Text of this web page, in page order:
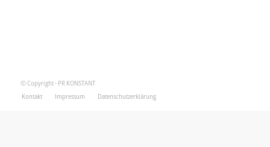
© Copyright - PR KONSTANT
Kontakt
Impressum Datenschutzerklärung